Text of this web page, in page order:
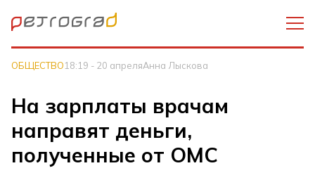
ОБЩЕСТВО18:19 - 20 апреляАнна Лыскова
На зарплаты врачам
направят деньги,
полученные от ОМС